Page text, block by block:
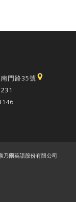
門路35號
爾英語股份有限公司